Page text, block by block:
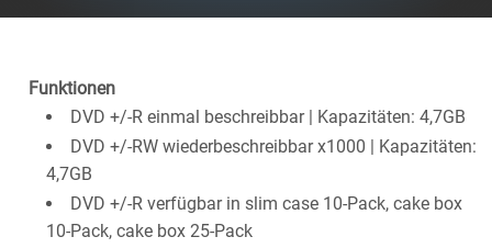
Funktionen
DVD +/-R einmal beschreibbar | Kapazitäten: 4,7GB
DVD +/-RW wiederbeschreibbar x1000 | Kapazitäten:
4,7GB
DVD +/-R verfügbar in slim case 10-Pack, cake box
10-Pack, cake box 25-Pack